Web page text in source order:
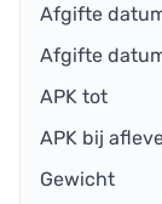
Afgifte
Afgifte
APK tot
APK bij
Gewicht